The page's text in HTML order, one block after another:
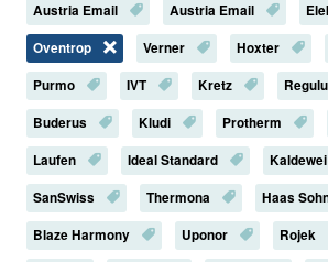
Austria Email
Austria Email
Oventrop
Verner Hoxter
Purmo
IVT Kretz
Buderus
Kludi Protherm
Laufen
Ideal Standard
Kaldewei
SanSwiss
Thermona
Haas
Blaze Harmony
Uponor Rojek